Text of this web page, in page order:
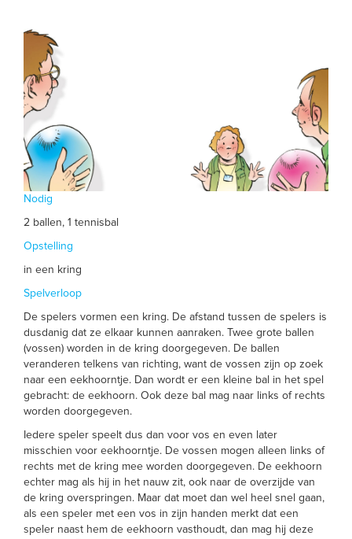
Nodig
2 ballen, 1 tennisbal
Opstelling
in een kring
Spelverloop
De spelers vormen een kring. De afstand tussen de spelers is
dusdanig dat ze elkaar kunnen aanraken. Twee grote ballen
(vossen) worden in de kring doorgegeven. De ballen
veranderen telkens van richting, want de vossen zijn op zoek
naar een eekhoorntje. Dan wordt er een kleine bal in het spel
gebracht: de eekhoorn. Ook deze bal mag naar links of rechts
worden doorgegeven.
Iedere speler speelt dus dan voor vos en even later
misschien voor eekhoorntje. De vossen mogen alleen links of
rechts met de kring mee worden doorgegeven. De eekhoorn
echter mag als hij in het nauw zit, ook naar de overzijde van
de kring overspringen. Maar dat moet dan wel heel snel gaan,
als een speler met een vos in zijn handen merkt dat een
speler naast hem de eekhoorn vasthoudt, dan mag hij deze